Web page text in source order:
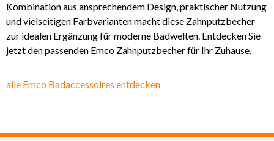
Kombination aus ansprechendem Design, praktischer Nutzung
und vielseitigen Farbvarianten macht diese Zahnputzbecher
zur idealen Ergänzung für moderne Badwelten. Entdecken Sie
jetzt den passenden Emco Zahnputzbecher für Ihr Zuhause.
alle Emco Badaccessoires entdecken